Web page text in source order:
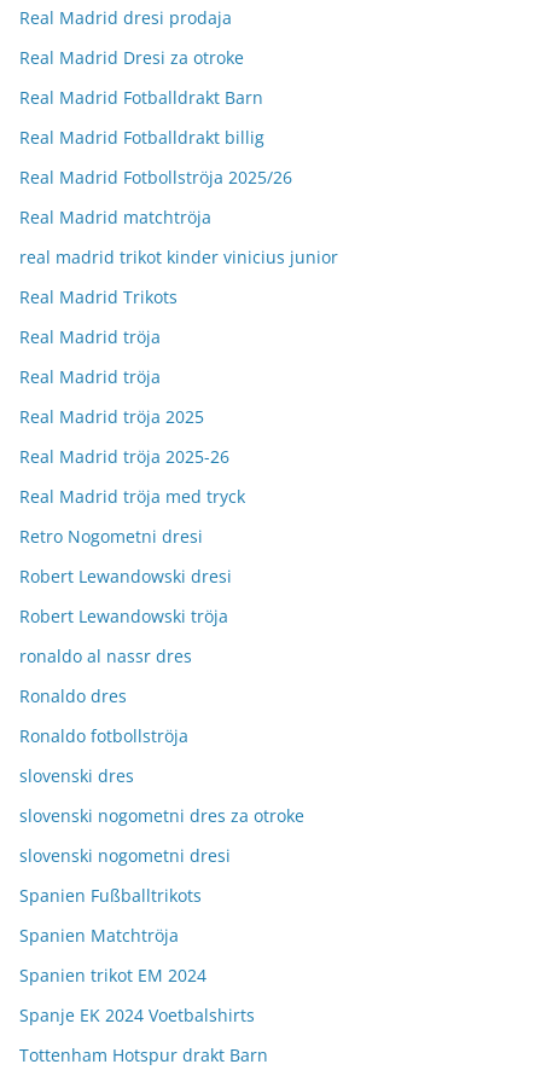
Real Madrid dresi prodaja
Real Madrid Dresi za otroke
Real Madrid Fotballdrakt Barn
Real Madrid Fotballdrakt billig
Real Madrid Fotbollströja 2025/26
Real Madrid matchtröja
real madrid trikot kinder vinicius junior
Real Madrid Trikots
Real Madrid tröja
Real Madrid tröja
Real Madrid tröja 2025
Real Madrid tröja 2025-26
Real Madrid tröja med tryck
Retro Nogometni dresi
Robert Lewandowski dresi
Robert Lewandowski tröja
ronaldo al nassr dres
Ronaldo dres
Ronaldo fotbollströja
slovenski dres
slovenski nogometni dres za otroke
slovenski nogometni dresi
Spanien Fußballtrikots
Spanien Matchtröja
Spanien trikot EM 2024
Spanje EK 2024 Voetbalshirts
Tottenham Hotspur drakt Barn